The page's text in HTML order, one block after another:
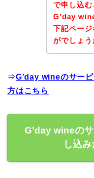
で申し込む
G’day
下記ペー
がでしょう
⇒G’day wineのサー
方はこちら
G’day wineの
し込